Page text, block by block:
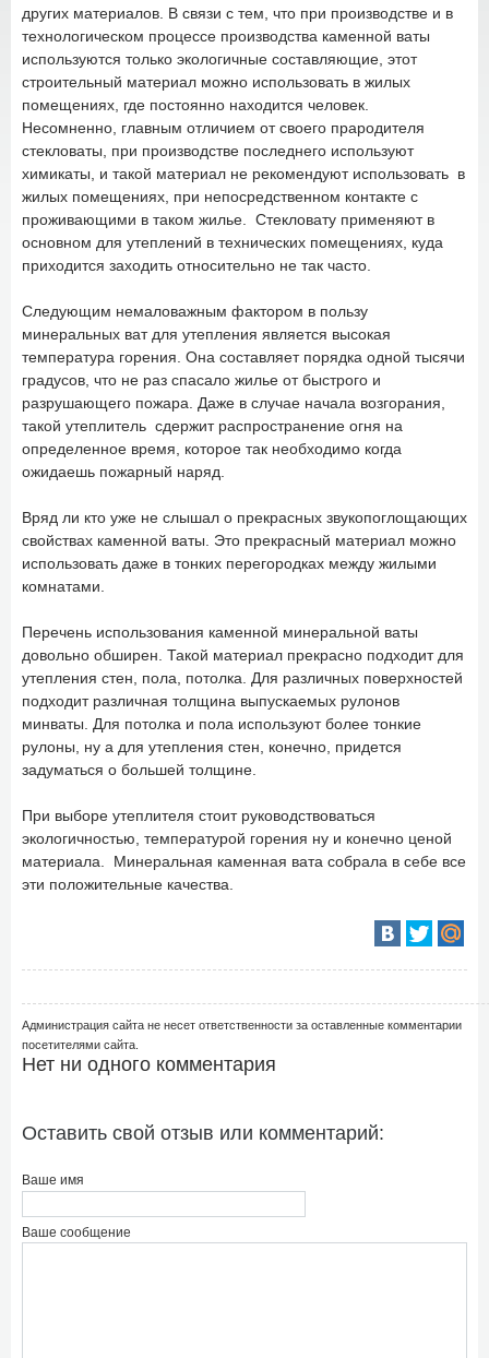
других материалов. В связи с тем, что при производстве и в
технологическом процессе производства каменной ваты
используются только экологичные составляющие, этот
строительный материал можно использовать в жилых
помещениях, где постоянно находится человек.
Несомненно, главным отличием от своего прародителя
стекловаты, при производстве последнего используют
химикаты, и такой материал не рекомендуют использовать в
жилых помещениях, при непосредственном контакте с
проживающими в таком жилье. Стекловату применяют в
основном для утеплений в технических помещениях, куда
приходится заходить относительно не так часто.
Следующим немаловажным фактором в пользу
минеральных ват для утепления является высокая
температура горения. Она составляет порядка одной тысячи
градусов, что не раз спасало жилье от быстрого и
разрушающего пожара. Даже в случае начала возгорания,
такой утеплитель сдержит распространение огня на
определенное время, которое так необходимо когда
ожидаешь пожарный наряд.
Вряд ли кто уже не слышал о прекрасных звукопоглощающих
свойствах каменной ваты. Это прекрасный материал можно
использовать даже в тонких перегородках между жилыми
комнатами.
Перечень использования каменной минеральной ваты
довольно обширен. Такой материал прекрасно подходит для
утепления стен, пола, потолка. Для различных поверхностей
подходит различная толщина выпускаемых рулонов
минваты. Для потолка и пола используют более тонкие
рулоны, ну а для утепления стен, конечно, придется
задуматься о большей толщине.
При выборе утеплителя стоит руководствоваться
экологичностью, температурой горения ну и конечно ценой
материала. Минеральная каменная вата собрала в себе все
эти положительные качества.
Администрация сайта не несет ответственности за оставленные комментарии
посетителями сайта.
Нет ни одного комментария
Оставить свой отзыв или комментарий:
Ваше имя
Ваше сообщение